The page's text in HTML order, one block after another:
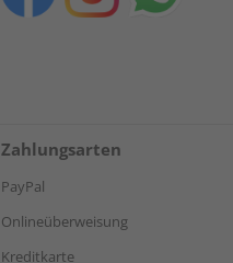
Zahlungsarten
PayPal
Onlineüberweisung
Kreditkarte